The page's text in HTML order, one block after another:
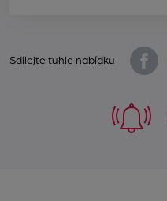
Sdílejte tuhle nabídku